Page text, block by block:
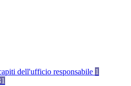
dell'ufficio responsabile 1